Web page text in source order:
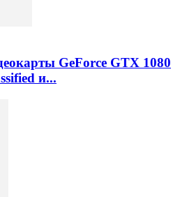
GeForce GTX 1080
и...